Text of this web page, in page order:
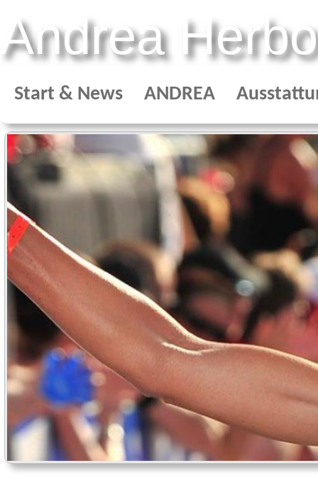
Andrea
Start & News ANDREA